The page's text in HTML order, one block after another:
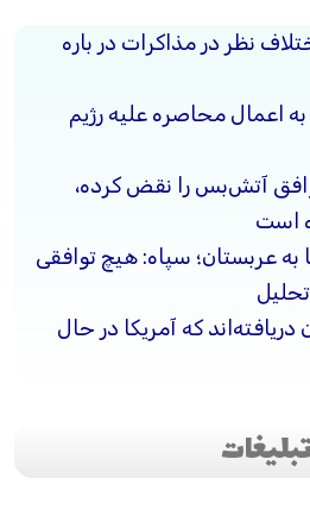
نظر در مذاکرات در باره
اعمال محاصره علیه رژیم
آتش‌بس را نقض کرده،
است
به عربستان؛ سپاه: هیچ توافقی
که آمریکا در حال
تبلیغات